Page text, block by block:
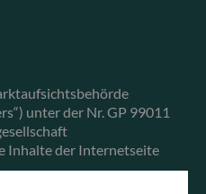
unter der Nr. GP 99011
Inhalte der Internetseite